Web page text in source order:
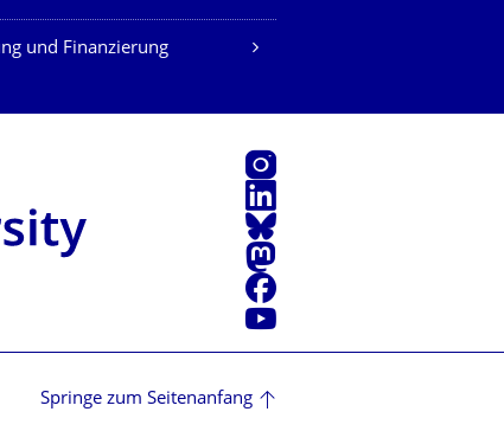
und Finanzierung
Instagram
LinkedIn
Bluesky
Mastodon
Facebook
Youtube
Springe zum Seitenanfang